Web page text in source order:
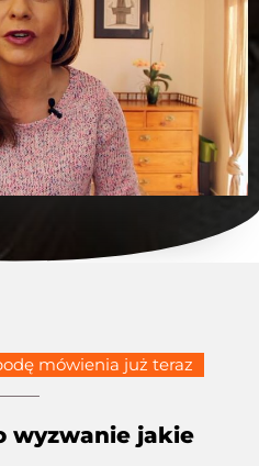
mówienia już teraz
wyzwanie jakie